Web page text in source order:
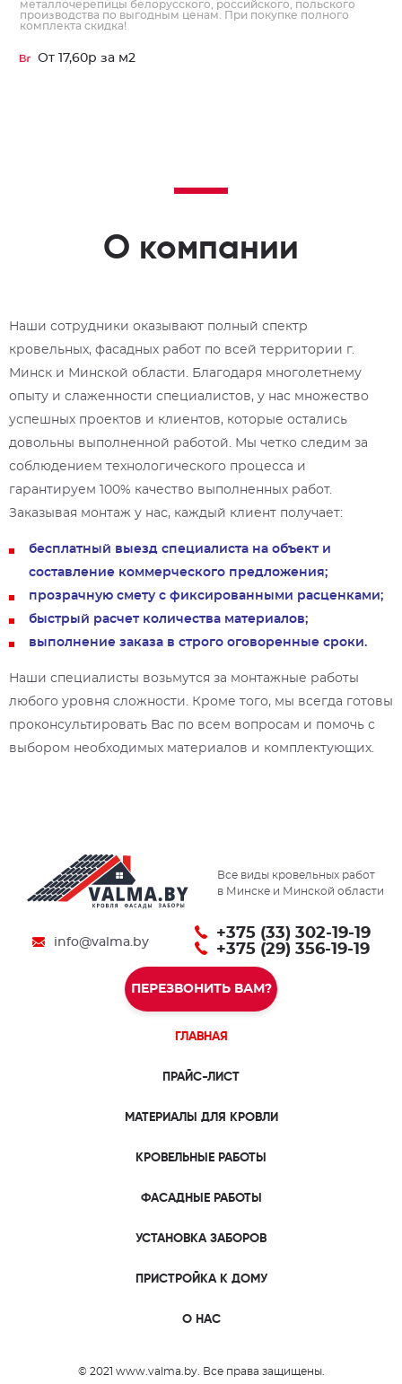
металлочерепицы белорусского, российского, польского
производства по выгодным ценам. При покупке полного
комплекта скидка!
От 17,60р за м2
О компании
Наши сотрудники оказывают полный спектр
кровельных, фасадных работ по всей территории г.
Минск и Минской области. Благодаря многолетнему
опыту и слаженности специалистов, у нас множество
успешных проектов и клиентов, которые остались
довольны выполненной работой. Мы четко следим за
соблюдением технологического процесса и
гарантируем 100% качество выполненных работ.
Заказывая монтаж у нас, каждый клиент получает:
бесплатный выезд специалиста на объект и
составление коммерческого предложения;
прозрачную смету с фиксированными расценками;
быстрый расчет количества материалов;
выполнение заказа в строго оговоренные сроки.
Наши специалисты возьмутся за монтажные работы
любого уровня сложности. Кроме того, мы всегда готовы
проконсультировать Вас по всем вопросам и помочь с
выбором необходимых материалов и комплектующих.
Все виды кровельных работ
в Минске и Минской области
info@valma.by
+375 (33) 302-19-19
+375 (29) 356-19-19
ПЕРЕЗВОНИТЬ ВАМ?
ГЛАВНАЯ
ПРАЙС-ЛИСТ
МАТЕРИАЛЫ ДЛЯ КРОВЛИ
КРОВЕЛЬНЫЕ РАБОТЫ
ФАСАДНЫЕ РАБОТЫ
УСТАНОВКА ЗАБОРОВ
ПРИСТРОЙКА К ДОМУ
О НАС
© 2021 www.valma.by. Все права защищены.